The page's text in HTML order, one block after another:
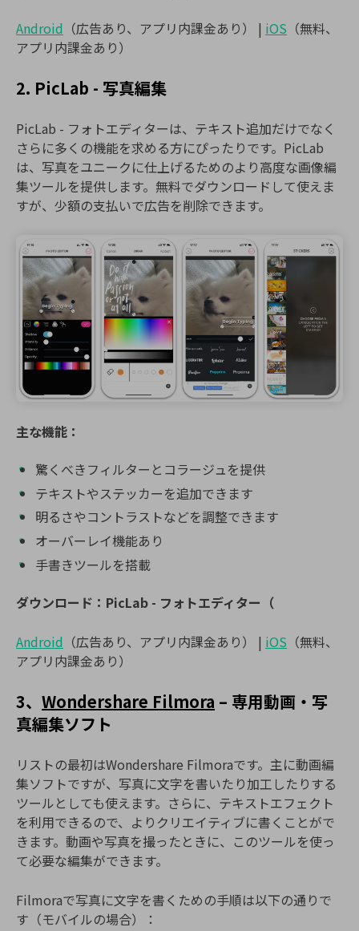
Android （広告あり、アプリ内課金あり） | iOS （無料、
アプリ内課金あり）
2. PicLab - 写真編集
PicLab - フォトエディターは、テキスト追加だけでなく
さらに多くの機能を求める方にぴったりです。PicLab
は、写真をユニークに仕上げるためのより高度な画像編
集ツールを提供します。無料でダウンロードして使えま
すが、少額の支払いで広告を削除できます。
主な機能：
驚くべきフィルターとコラージュを提供
テキストやステッカーを追加できます
明るさやコントラストなどを調整できます
オーバーレイ機能あり
手書きツールを搭載
ダウンロード：PicLab - フォトエディター（
Android （広告あり、アプリ内課金あり） | iOS （無料、
アプリ内課金あり）
3、 Wondershare Filmora – 専用動画・写
真編集ソフト
リストの最初はWondershare Filmoraです。主に動画編
集ソフトですが、写真に文字を書いたり加工したりする
ツールとしても使えます。さらに、テキストエフェクト
を利用できるので、よりクリエイティブに書くことがで
きます。動画や写真を撮ったときに、このツールを使っ
て必要な編集ができます。
Filmoraで写真に文字を書くための手順は以下の通りで
す（モバイルの場合）：